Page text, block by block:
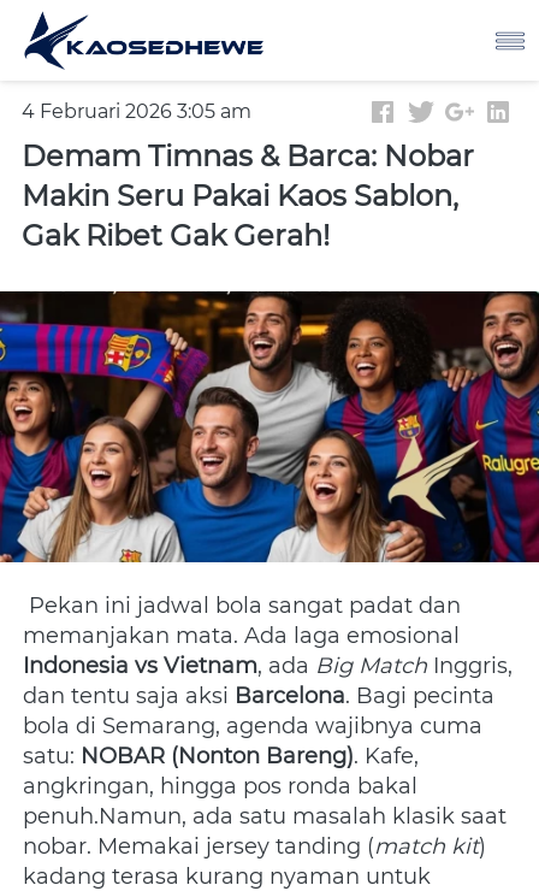
4 Februari 2026 3:05 am
Demam Timnas & Barca: Nobar
Makin Seru Pakai Kaos Sablon,
Gak Ribet Gak Gerah!
Indonesia vs Vietnam, ada Big Match Inggris,
dan tentu saja aksi Barcelona. Bagi pecinta
bola di Semarang, agenda wajibnya cuma
satu: NOBAR (Nonton Bareng). Kafe,
angkringan, hingga pos ronda bakal
penuh.Namun, ada satu masalah klasik saat
nobar. Memakai jersey tanding (match kit)
kadang terasa kurang nyaman untuk